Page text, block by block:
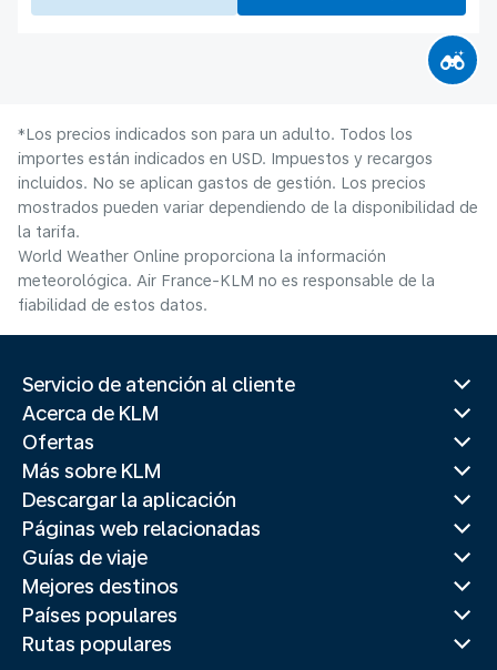
*Los precios indicados son para un adulto. Todos los
importes están indicados en USD. Impuestos y recargos
incluidos. No se aplican gastos de gestión. Los precios
mostrados pueden variar dependiendo de la disponibilidad de
la tarifa.
World Weather Online proporciona la información
meteorológica. Air France-KLM no es responsable de la
fiabilidad de estos datos.
Servicio de atención al cliente
Acerca de KLM
Ofertas
Más sobre KLM
Descargar la aplicación
Páginas web relacionadas
Guías de viaje
Mejores destinos
Países populares
Rutas populares